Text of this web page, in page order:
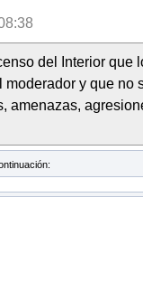
del Interior que
y que no
amenazas,